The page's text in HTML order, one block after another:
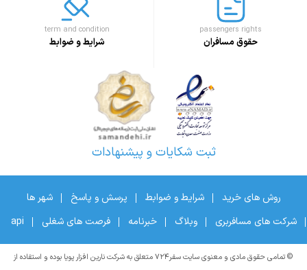
passengers rights
حقوق مسافران
term and condition
شرایط و ضوابط
ثبت شکایات و پیشنهادات
روش های خرید شرایط و ضوابط پرسش و پاسخ
شهر ها
شرکت های مسافربری
وبلاگ خبرنامه فرصت های شغلی api
© تمامی حقوق مادی و معنوی سایت سفر۷۲۴ متعلق به شرکت نارین افزار پویا بوده و استفاده از